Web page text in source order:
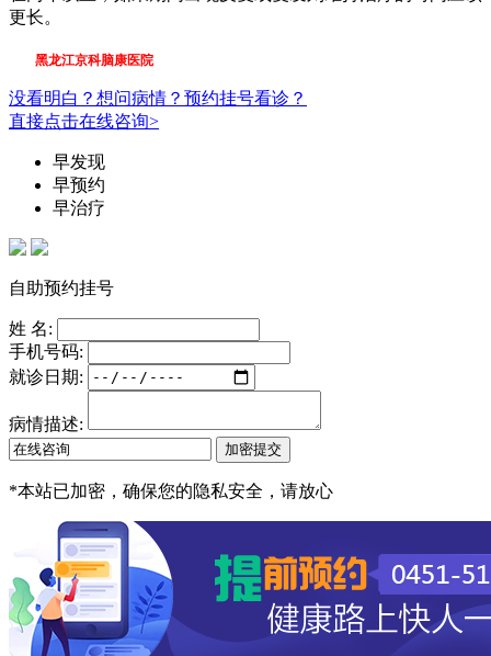
更长。
黑龙江京科脑康医院
没看明白？想问病情？预约挂号看诊？
直接点击在线咨询>
早发现
早预约
早治疗
自助预约挂号
姓 名:
手机号码:
就诊日期:
病情描述:
*本站已加密，确保您的隐私安全，请放心